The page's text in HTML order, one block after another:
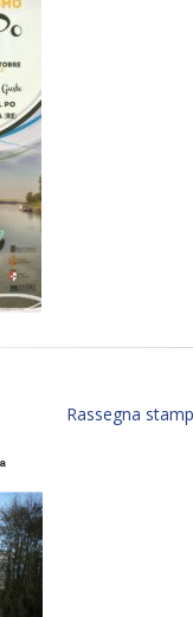
Rassegna